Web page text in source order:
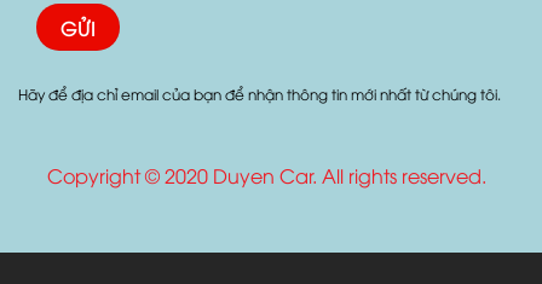
Hãy để địa chỉ email của bạn để nhận thông tin mới nhất từ chúng tôi.
Copyright © 2020 Duyen Car. All rights reserved.